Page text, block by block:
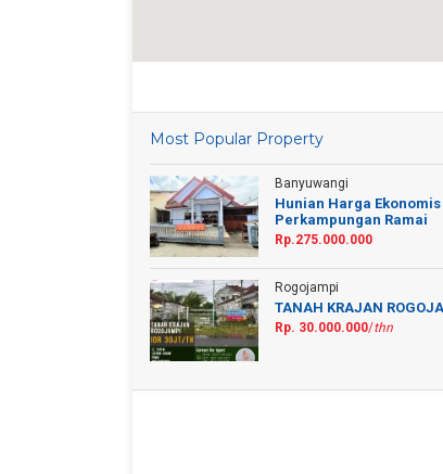
Most Popular Property
Banyuwangi
Hunian Harga Ekonomis
Perkampungan Ramai
Rp.275.000.000
Rogojampi
TANAH KRAJAN
Rp. 30.000.000/thn